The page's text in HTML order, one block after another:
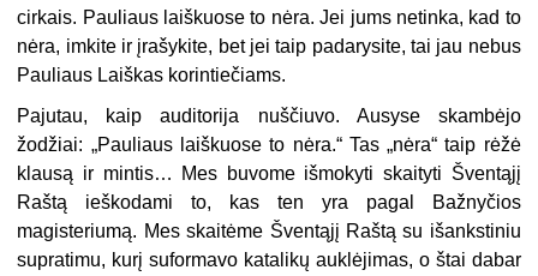
cirkais. Pauliaus laiškuose to nėra. Jei jums netinka, kad to
nėra, imkite ir įrašykite, bet jei taip padarysite, tai jau nebus
Pauliaus Laiškas korintiečiams.
Pajutau, kaip auditorija nuščiuvo. Ausyse skambėjo
žodžiai: „Pauliaus laiškuose to nėra.“ Tas „nėra“ taip rėžė
klausą ir mintis… Mes buvome išmokyti skaityti Šventąjį
Raštą ieškodami to, kas ten yra pagal Bažnyčios
magisteriumą. Mes skaitėme Šventąjį Raštą su išankstiniu
supratimu, kurį suformavo katalikų auklėjimas, o štai dabar